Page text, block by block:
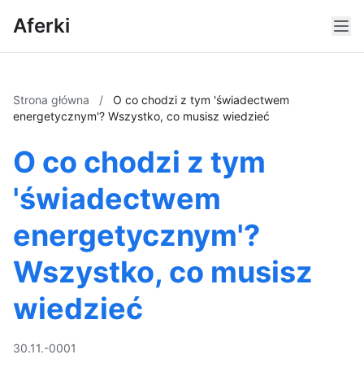
Aferki
Strona główna /
O co chodzi z tym 'świadectwem
energetycznym'? Wszystko, co musisz wiedzieć
O co chodzi z tym
'świadectwem
energetycznym'?
Wszystko, co musisz
wiedzieć
30.11.-0001